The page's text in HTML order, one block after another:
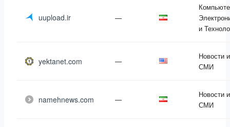
uupload.ir —
и
yektanet.com —
Новости и
СМИ
namehnews.com —
Новости и
СМИ